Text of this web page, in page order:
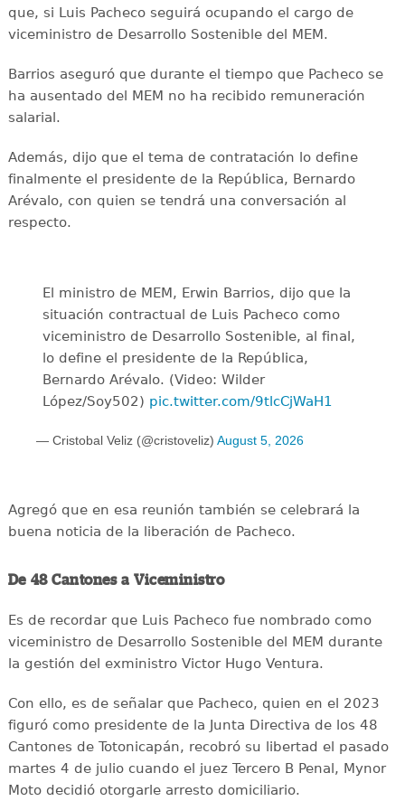
que, si Luis Pacheco seguirá ocupando el cargo de
viceministro de Desarrollo Sostenible del MEM.
Barrios aseguró que durante el tiempo que Pacheco se
ha ausentado del MEM no ha recibido remuneración
salarial.
Además, dijo que el tema de contratación lo define
finalmente el presidente de la República, Bernardo
Arévalo, con quien se tendrá una conversación al
respecto.
El ministro de MEM, Erwin Barrios, dijo que la
situación contractual de Luis Pacheco como
viceministro de Desarrollo Sostenible, al final,
lo define el presidente de la República,
Bernardo Arévalo. (Video: Wilder
López/Soy502) pic.twitter.com/9tlcCjWaH1
— Cristobal Veliz (@cristoveliz) August 5, 2026
Agregó que en esa reunión también se celebrará la
buena noticia de la liberación de Pacheco.
De 48 Cantones a Viceministro
Es de recordar que Luis Pacheco fue nombrado como
viceministro de Desarrollo Sostenible del MEM durante
la gestión del exministro Victor Hugo Ventura.
Con ello, es de señalar que Pacheco, quien en el 2023
figuró como presidente de la Junta Directiva de los 48
Cantones de Totonicapán, recobró su libertad el pasado
martes 4 de julio cuando el juez Tercero B Penal, Mynor
Moto decidió otorgarle arresto domiciliario.